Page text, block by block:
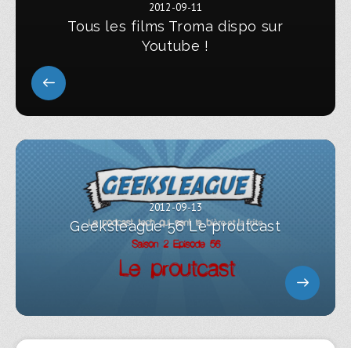
2012-09-11
Tous les films Troma dispo sur
Youtube !
2012-09-13
Geeksleague 56 Le proutcast